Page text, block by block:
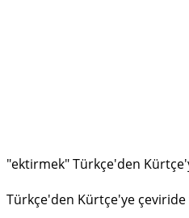
"ektirmek" Türkçe'den
Türkçe'den Kürtçe'ye çeviride